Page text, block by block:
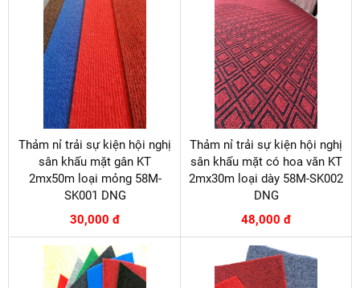
Thảm nỉ trải sự kiện hội nghị
sân khấu mặt gân KT
2mx50m loại mỏng 58M-
SK001 DNG
30,000 đ
Thảm nỉ trải sự kiện hội nghị
sân khấu mặt có hoa văn KT
2mx30m loại dày 58M-SK002
DNG
48,000 đ